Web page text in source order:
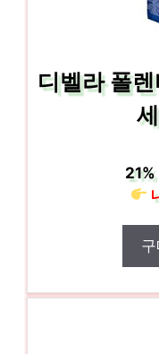
디벨라 폴
21%